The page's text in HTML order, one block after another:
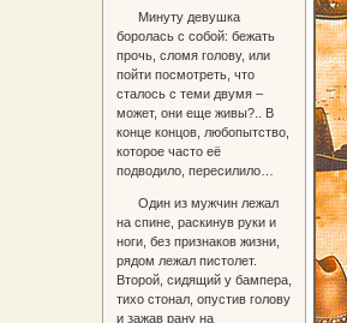
Минуту девушка
боролась с собой: бежать
прочь, сломя голову, или
пойти посмотреть, что
сталось с теми двумя –
может, они еще живы?.. В
конце концов, любопытство,
которое часто её
подводило, пересилило…
Один из мужчин лежал
на спине, раскинув руки и
ноги, без признаков жизни,
рядом лежал пистолет.
Второй, сидящий у бампера,
тихо стонал, опустив голову
и зажав рану на